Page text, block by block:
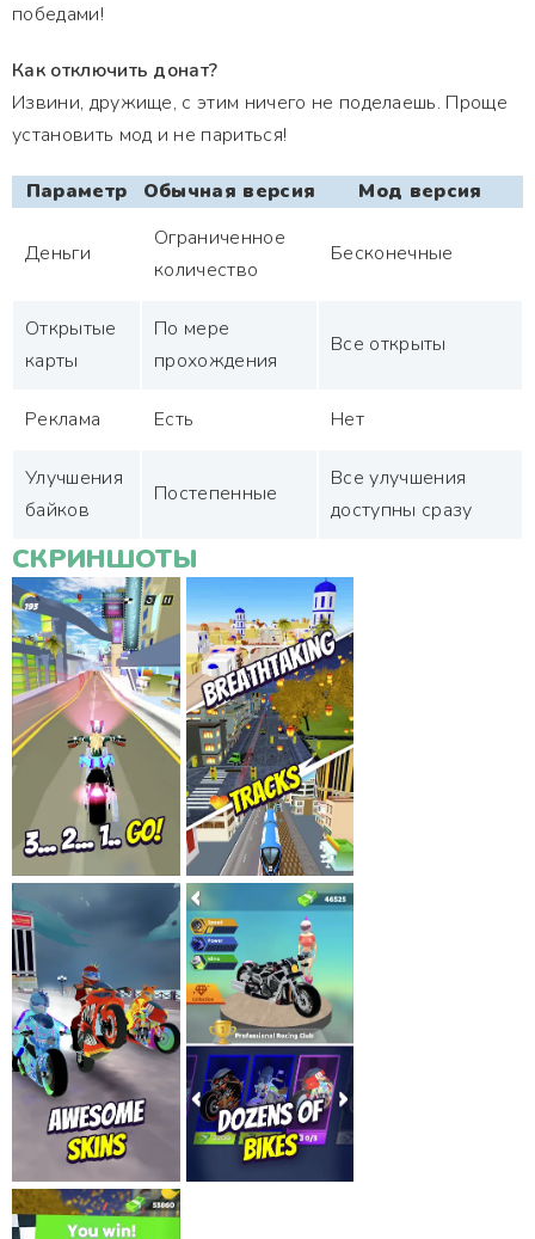
победами!
Как отключить донат?
Извини, дружище, с этим ничего не поделаешь. Проще
установить мод и не париться!
Параметр Обычная версия Мод версия
Деньги
Ограниченное
количество
Бесконечные
Открытые
карты
По мере
прохождения
Все открыты
Реклама Есть Нет
Улучшения
байков
Постепенные
Все улучшения
доступны сразу
СКРИНШОТЫ